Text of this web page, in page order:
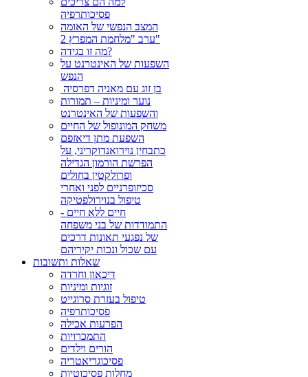
פסיכותרפיה
המצב הנפשי של האומה
ערב "מלחמת המפרץ 2"
מה זו בגידה?
השפעות של האינטרנט על
הנפש
בן זוג עם מאניה דפרסיה ‏
נוער ומיניות – תמורות
והשפעות של האינטרנט
משחק המונופול של החיים
השפעת מתן דיאזפם
כתבחין נוירואנדוקריני, על
הפרשת הורמון הגדילה
ופרולקטין בחולים
סכיזופרניים לפני ואחרי
טיפול בנוירולפטיקה
חיים ללא חיים -
התמודדות של בני משפחה
של נפגעי תאונות דרכים
עם שכול ונכות יקיריהם
שאלות ותשובות
דיכאון וחרדה
זוגיות ומיניות
טיפול בעזרת סרוגייט
פסיכותרפיה
הפרעות אכילה
התמכרויות
הורים וילדים
פסיכוגריאטריה
מחלות פסיכוטיות